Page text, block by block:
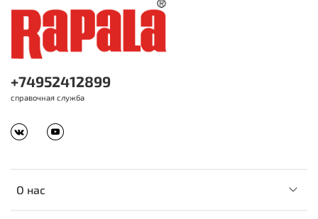
О нас
+74952412899
справочная служба